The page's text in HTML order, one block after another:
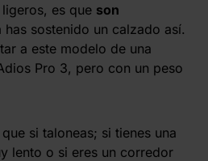
es que son
sostenido un calzado así.
a este modelo de una
Pro 3, pero con un peso
si taloneas; si tienes una
lento o si eres un corredor